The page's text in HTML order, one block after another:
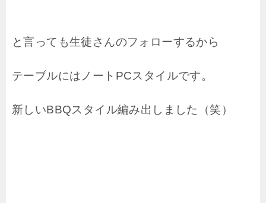
と言っても生徒さんのフォローするから
テーブルにはノートPCスタイルです。
新しいBBQスタイル編み出しました（笑）